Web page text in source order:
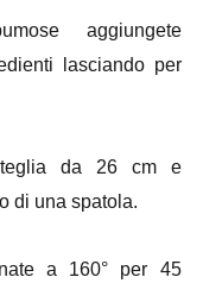
aggiungete
lasciando per
teglia da 26 cm e
di una spatola.
a 160° per 45